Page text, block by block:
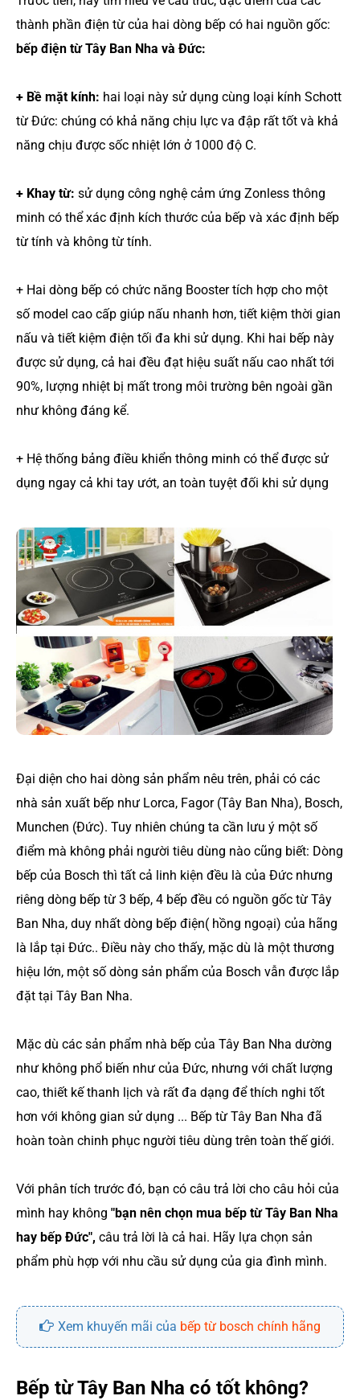
thành phần điện từ của hai dòng bếp có hai nguồn gốc:
bếp điện từ Tây Ban Nha và Đức:
+ Bề mặt kính: hai loại này sử dụng cùng loại kính Schott
từ Đức: chúng có khả năng chịu lực va đập rất tốt và khả
năng chịu được sốc nhiệt lớn ở 1000 độ C.
+ Khay từ: sử dụng công nghệ cảm ứng Zonless thông
minh có thể xác định kích thước của bếp và xác định bếp
từ tính và không từ tính.
+ Hai dòng bếp có chức năng Booster tích hợp cho một
số model cao cấp giúp nấu nhanh hơn, tiết kiệm thời gian
nấu và tiết kiệm điện tối đa khi sử dụng. Khi hai bếp này
được sử dụng, cả hai đều đạt hiệu suất nấu cao nhất tới
90%, lượng nhiệt bị mất trong môi trường bên ngoài gần
như không đáng kể.
+ Hệ thống bảng điều khiển thông minh có thể được sử
dụng ngay cả khi tay ướt, an toàn tuyệt đối khi sử dụng
Đại diện cho hai dòng sản phẩm nêu trên, phải có các
nhà sản xuất bếp như Lorca, Fagor (Tây Ban Nha), Bosch,
Munchen (Đức). Tuy nhiên chúng ta cần lưu ý một số
điểm mà không phải người tiêu dùng nào cũng biết: Dòng
bếp của Bosch thì tất cả linh kiện đều là của Đức nhưng
riêng dòng bếp từ 3 bếp, 4 bếp đều có nguồn gốc từ Tây
Ban Nha, duy nhất dòng bếp điện( hồng ngoại) của hãng
là lắp tại Đức.. Điều này cho thấy, mặc dù là một thương
hiệu lớn, một số dòng sản phẩm của Bosch vẫn được lắp
đặt tại Tây Ban Nha.
Mặc dù các sản phẩm nhà bếp của Tây Ban Nha dường
như không phổ biến như của Đức, nhưng với chất lượng
cao, thiết kế thanh lịch và rất đa dạng để thích nghi tốt
hơn với không gian sử dụng ... Bếp từ Tây Ban Nha đã
hoàn toàn chinh phục người tiêu dùng trên toàn thế giới.
Với phân tích trước đó, bạn có câu trả lời cho câu hỏi của
mình hay không "bạn nên chọn mua bếp từ Tây Ban Nha
hay bếp Đức", câu trả lời là cả hai. Hãy lựa chọn sản
phẩm phù hợp với nhu cầu sử dụng của gia đình mình.
Xem khuyến mãi của bếp từ bosch chính hãng
Bếp từ Tây Ban Nha có tốt không?